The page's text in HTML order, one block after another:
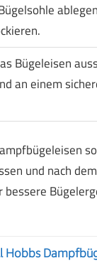
Bügeleisen
an einem
und nach
Hobbs